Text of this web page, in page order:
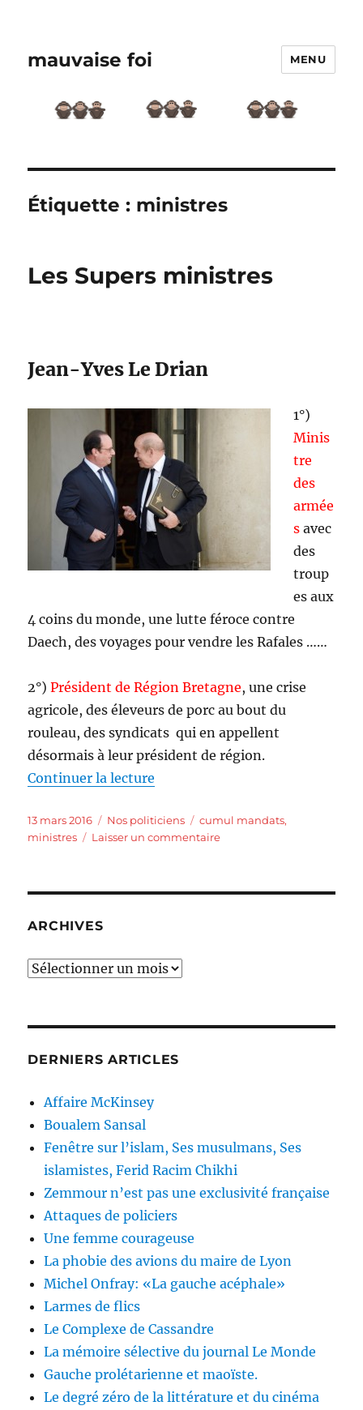
mauvaise foi MENU
Étiquette : ministres
Les Supers ministres
Jean-Yves Le Drian
1°)
Minis
tre
des
armée
s avec
des
troup
es aux
4 coins du monde, une lutte féroce contre
Daech, des voyages pour vendre les Rafales ……
2°)Président de Région Bretagne, une crise
agricole, des éleveurs de porc au bout du
rouleau, des syndicats qui en appellent
désormais à leur président de région.
Continuer la lecture
Publié
le
13 mars 2016 Catégories
Nos politiciens Étiquettes
cumul mandats,
ministres
Laisser un commentairesur
ARCHIVES
Archives
DERNIERS ARTICLES
Affaire McKinsey
Boualem Sansal
Fenêtre sur l’islam, Ses musulmans, Ses
islamistes, Ferid Racim Chikhi
Zemmour n’est pas une exclusivité française
Attaques de policiers
Une femme courageuse
La phobie des avions du maire de Lyon
Michel Onfray: «La gauche acéphale»
Larmes de flics
Le Complexe de Cassandre
La mémoire sélective du journal Le Monde
Gauche prolétarienne et maoïste.
Le degré zéro de la littérature et du cinéma